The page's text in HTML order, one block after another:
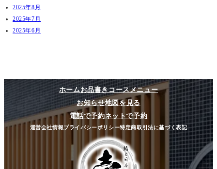
2025年8月
2025年7月
2025年6月
ホームお品書きコースメニュー
お知らせ地図を見る
電話で予約ネットで予約
運営会社情報プライバシーポリシー特定商取引法に基づく表記